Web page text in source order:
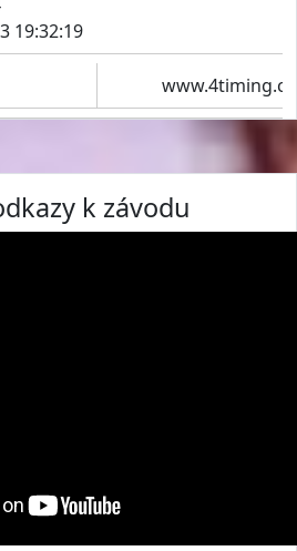
19:32:19
www.4timing.cz
k závodu